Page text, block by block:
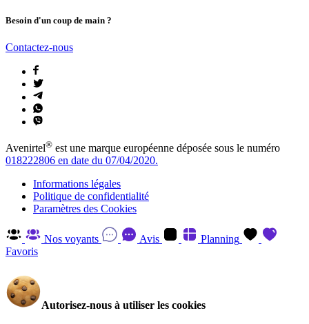
Besoin d'un coup de main ?
Contactez-nous
Avenirtel® est une marque européenne déposée sous le numéro
018222806 en date du 07/04/2020.
Informations légales
Politique de confidentialité
Paramètres des Cookies
Nos voyants Avis
Planning
Favoris
Autorisez-nous à utiliser les cookies